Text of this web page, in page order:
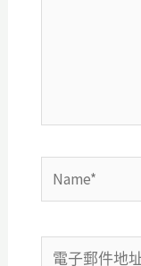
Name*
電